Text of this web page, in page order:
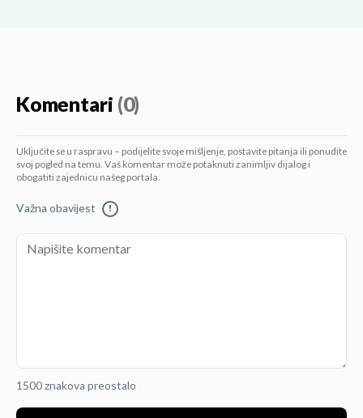
Komentari (0)
Uključite se u raspravu – podijelite svoje mišljenje, postavite pitanja ili ponudite
svoj pogled na temu. Vaš komentar može potaknuti zanimljiv dijalog i
obogatiti zajednicu našeg portala.
Važna obavijest !
1500 znakova preostalo